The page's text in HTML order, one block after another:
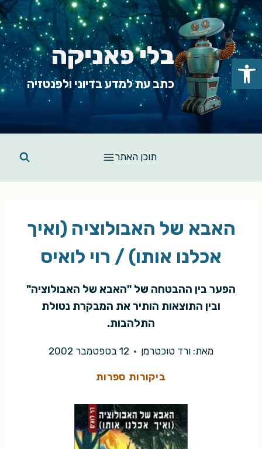
Skip
to
content
בלי פאניקה
כתב עת למדע בדיוני ולפנטזיה
תוכן האתר
האבא של האבולוציה (ואיך
אכלנו אותו) / רוי לואיס
הפער בין ההבטחה של "האבא של האבולוציה"
ובין התוצאות הותיר את המבקרת נטולת
התלהבות.
מאת: ורד טוכטרמן 12 בספטמבר 2002
ביקורות ספרות
פתח סרגל נגישות